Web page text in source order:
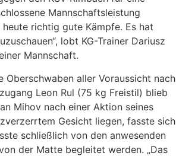
Mannschaftsleistung
heute richtig gute Kämpfe. Es hat
lobt KG-Trainer Dariusz
Mannschaft.
Oberschwaben aller Voraussicht nach
Leon Rul (75 kg Freistil) blieb
Mihov nach einer Aktion seines
Gesicht liegen, fasste sich
schließlich von den anwesenden
der Matte begleitet werden. „Das